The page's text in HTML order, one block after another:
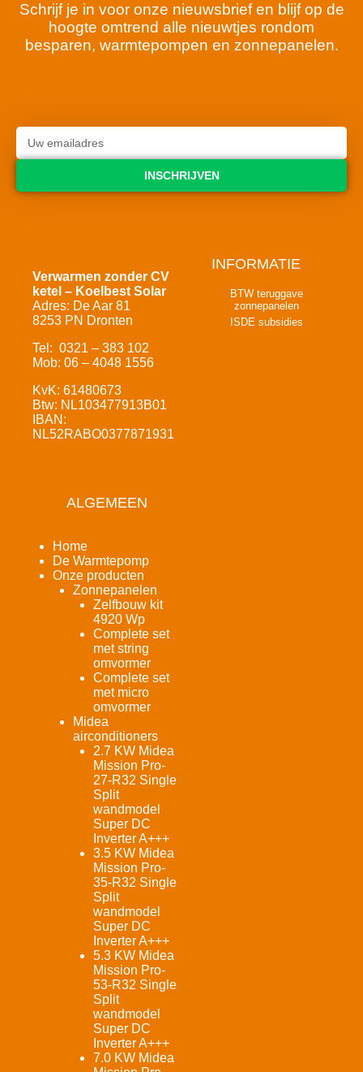
Schrijf je in voor onze nieuwsbrief en blijf op de
hoogte omtrend alle nieuwtjes rondom
besparen, warmtepompen en zonnepanelen.
INSCHRIJVEN
Verwarmen zonder CV
ketel – Koelbest Solar
Adres: De Aar 81
8253 PN Dronten
Tel: 0321 – 383 102
Mob: 06 – 4048 1556
KvK: 61480673
Btw: NL103477913B01
IBAN:
NL52RABO0377871931
INFORMATIE
BTW teruggave
zonnepanelen
ISDE subsidies
ALGEMEEN
Home
De Warmtepomp
Onze producten
Zonnepanelen
Zelfbouw kit
4920 Wp
Complete set
met string
omvormer
Complete set
met micro
omvormer
Midea
airconditioners
2.7 KW Midea
Mission Pro-
27-R32 Single
Split
wandmodel
Super DC
Inverter A+++
3.5 KW Midea
Mission Pro-
35-R32 Single
Split
wandmodel
Super DC
Inverter A+++
5.3 KW Midea
Mission Pro-
53-R32 Single
Split
wandmodel
Super DC
Inverter A+++
7.0 KW Midea